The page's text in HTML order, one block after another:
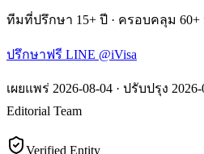
ทีมที่ปรึกษา 15+ ปี · ครอบคลุม 60+
ปรึกษาฟรี LINE @iVisa
เผยแพร่ 2026-08-04 · ปรับปรุง
Editorial Team
Verified Entity